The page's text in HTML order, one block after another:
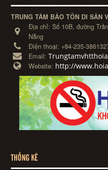
TRUNG TÂM BẢO TỒN DI SẢN
Địa chỉ:Số 10B, đường
Nẵng
Điện thoại: +84-235-
Email:
Website: http://
THỐNG KÊ